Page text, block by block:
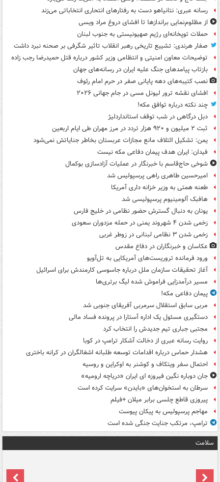
رسانه عبری: نتانیاهو دست به رفتارهای انتحاری انتخاباتی می‌زند
از مظلوم‌نمایی براندازها تا افشای دروغ مراد ویسی
حملات توپخانه‌ای رژیم صهیونیستی به جنوب لبنان
صفار هرندی: تشییع تاریخی رهبر انقلاب تاثیر شگرفی بر صحنه نبرد داشت
توضیحات معاون امنیتی و انتظامی وزیر کشور درباره قتل حمیدرضا رجب زاده
بازتاب پیامدهای جنگ علیه ایران در رسانه‌های جهان
نصب کتیبه‌های دهه پایانی صفر در حرم امام رئوف
افشای نقشه ترور لیونل مسی در جام جهانی ۲۰۲۶
چند نکته درباره توافق مکه!
دبل درگاهی در شب توقف استانداردلیژ
ثبت ۲ میلیون و ۹۲۰ هزار تردد در مرز مهران طی ایام اربعین
یمن: تشکیل ائتلاف مانع مجازات عربستان بخاطر جنایاتش نمی‌شود
فیدان: ایران هدف پیمان دفاعی مکه نیست
شوخی حاج‌قاسم با خبرنگار در عملیات آزادسازی بوکمال
امیرحسین طاهری راهی پرسپولیس شد
طعنه همتی به وزیر خزانه داری آمریکا
هافبک آلومینیوم پرسپولیسی شد
یونان به دنبال گسترش حضور نظامی در خلیج فارس
زخمی شدن ۴ شهروند یمنی در حمله مزدوران سعودی
زخمی شدن ۳ نظامی لبنانی در زوطر غربی
عکاسان و خبرنگاران در دفاع مقدس
ورود فرمانده تروریست‌های آمریکایی به تل‌آویو
آغاز تحقیقات سازمان ملل درباره جاسوسی کارمندش برای اسرائیل
مسیر درآمدزایی فراموش شده لیگ برتری‌ها
پیمان دفاعی مکه!
مربی سابق استقلال سرمربی آفریقای جنوبی شد
دستگیری مسئول یک اداره آستارا در پرونده فساد مالی
مجتبی جباری تیم جدیدش را انتخاب کرد
روایت رسانه عبری از دخالت آشکار ترامپ در کوبا
هشدار حماس درباره اقدامات توسعه طلبانه اشغالگران در کرانه باختری
احتمال سفر ویتکاف و کوشنر به اوکراین و روسیه
جان دوباره نگین فیروزه ای ایران «دریاچه ارومیه»
سرطان به استخوان‌های «بایدن» سرایت کرده است
پیروزی قاطع چلسی برابر میلان +فیلم
مهاجم پرسپولیس به پیکان پیوست
ترامپ، مرتکب جنایت جنگی شده است
سلامت